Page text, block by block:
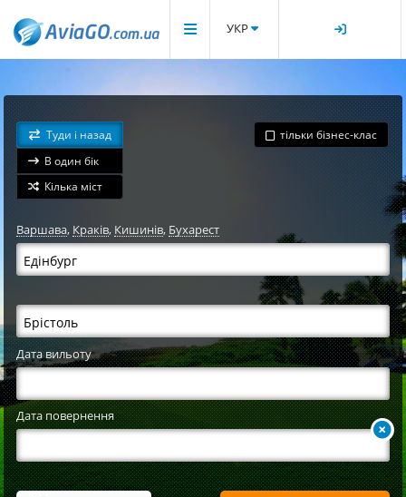
УКР
Туди і назад
В один бік
Кілька міст
тільки бізнес-клас
Варшава, Краків,Кишинів,Бухарест
Дата вильоту
Дата повернення